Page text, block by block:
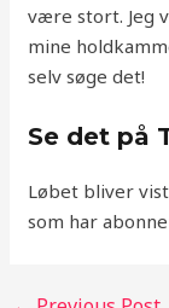
være stort. Jeg
mine
selv søge det!
Se det på
Løbet bliver
som har